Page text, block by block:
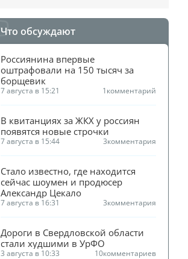
Что обсуждают
Россиянина впервые
оштрафовали на 150 тысяч за
борщевик
7 августа в 15:21 1комментарий
В квитанциях за ЖКХ у россиян
появятся новые строчки
7 августа в 15:44 3комментария
Стало известно, где находится
сейчас шоумен и продюсер
Александр Цекало
7 августа в 16:31 3комментария
Дороги в Свердловской области
стали худшими в УрФО
3 августа в 10:33 10комментариев